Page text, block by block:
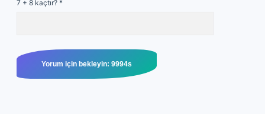
7 + 8 kaçtır? *